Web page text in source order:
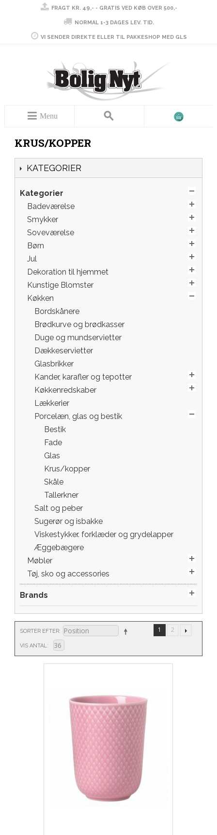
FRAGT KR. 49,- - GRATIS VED KØB OVER 500,-
NORMAL 1-3 DAGES LEV. TID.
VI SENDER DIREKTE ELLER TIL PAKKESHOP MED GLS
Menu
KRUS/KOPPER
KATEGORIER
Kategorier
Badeværelse
Smykker
Soveværelse
Børn
Jul
Dekoration til hjemmet
Kunstige Blomster
Køkken
Bordskånere
Brødkurve og brødkasser
Duge og mundservietter
Dækkeservietter
Glasbrikker
Kander, karafler og tepotter
Køkkenredskaber
Lækkerier
Porcelæn, glas og bestik
Bestik
Fade
Glas
Krus/kopper
Skåle
Tallerkner
Salt og peber
Sugerør og isbakke
Viskestykker. forklæder og grydelapper
Æggebægere
Møbler
Tøj, sko og accessories
Brands
SORTER EFTER
VIS ANTAL
1 2